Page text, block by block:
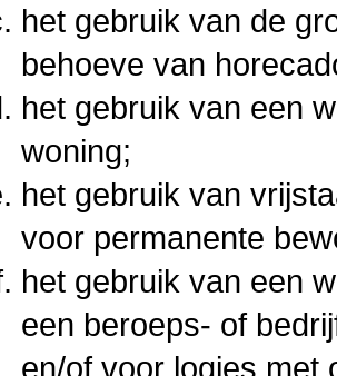
het gebruik van de
behoeve van
het gebruik van een
woning;
het gebruik van
voor permanente
het gebruik van een
een beroeps- of
en/of voor logies met